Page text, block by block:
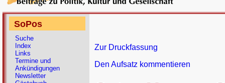
Zur Druckfassung
Den Aufsatz kommentieren
SoPos
Suche
Index
Links
Termine und
Ankündigungen
Newsletter